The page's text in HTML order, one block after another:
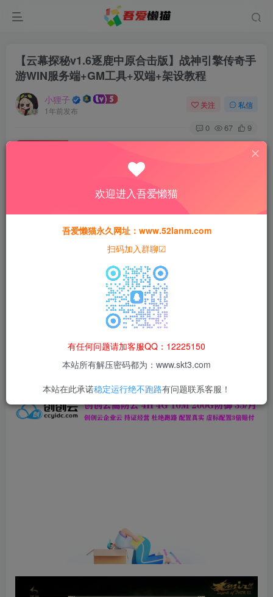
【云幕探秘v1.6逐鹿中原合击版】战神引擎传奇手
游WIN服务端+GM工具+双端+架设教程
小狸子
1年前发布
关注 私信
0 67 9
此内容为付费资源，请付费后查看
猫粮30
黄金会员猫粮15 钻石会员 免费
本站所有资源均为网络收集整理而来，仅供学习研究使用，请在下
载后24h内删除，谢谢合作！
本站资源仅用于学习交流，禁止商业运营与违法、侵权
果由使用者自行承担。
欢迎进入吾爱懒猫
吾爱懒猫永久网址：www.52lanm.com
扫码加入群聊☑
有任何问题请加客服QQ：12225150
本站所有解压密码都为：www.skt3.com
本站在此承诺稳定运行绝不跑路有问题联系客服！